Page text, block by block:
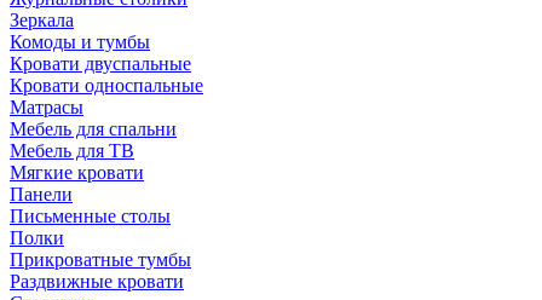
Зеркала
Комоды и тумбы
Кровати двуспальные
Кровати односпальные
Матрасы
Мебель для спальни
Мебель для ТВ
Мягкие кровати
Панели
Письменные столы
Полки
Прикроватные тумбы
Раздвижные кровати